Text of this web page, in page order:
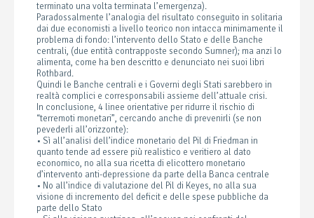
terminato una volta terminata l’emergenza).
Paradossalmente l’analogia del risultato conseguito in solitaria
dai due economisti a livello teorico non intacca minimamente il
problema di fondo: l’intervento dello Stato e delle Banche
centrali, (due entità contrapposte secondo Sumner); ma anzi lo
alimenta, come ha ben descritto e denunciato nei suoi libri
Rothbard.
Quindi le Banche centrali e i Governi degli Stati sarebbero in
realtà complici e corresponsabili assieme dell’attuale crisi.
In conclusione, 4 linee orientative per ridurre il rischio di
“terremoti monetari”, cercando anche di prevenirli (se non
pevederli all’orizzonte):
• Sì all’analisi dell’indice monetario del Pil di Friedman in
quanto tende ad essere più realistico e veritiero al dato
economico, no alla sua ricetta di elicottero monetario
d’intervento anti-depressione da parte della Banca centrale
• No all’indice di valutazione del Pil di Keyes, no alla sua
visione di incremento del deficit e delle spese pubbliche da
parte dello Stato